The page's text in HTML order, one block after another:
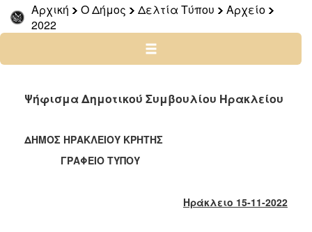
Αρχική Ο Δήμος Δελτία Τύπου
Αρχείο
2022
2026
2025
2022
2020
2019
Ψήφισμα Δημοτικού Συμβουλίου Ηρακλείου
ΔΗΜΟΣ ΗΡΑΚΛΕΙΟΥ ΚΡΗΤΗΣ
ΓΡΑΦΕΙΟ ΤΥΠΟΥ
Ηράκλειο 15-11-2022